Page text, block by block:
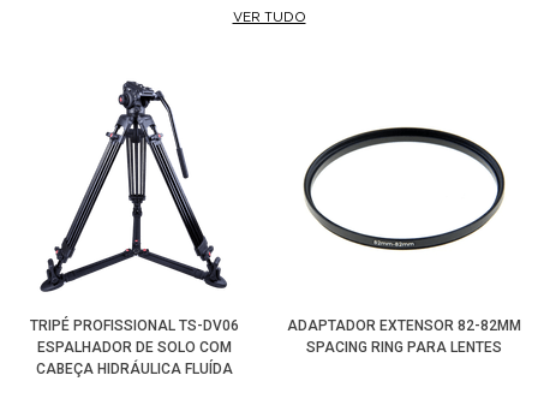
VER TUDO
TRIPÉ PROFISSIONAL TS-DV06
ESPALHADOR DE SOLO COM
CABEÇA HIDRÁULICA FLUÍDA
ADAPTADOR EXTENSOR 82-82MM
SPACING RING PARA LENTES